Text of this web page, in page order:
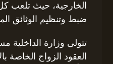
الخارجية، حيث تلعب
ضبط وتنظيم الوثائق
تتولى وزارة الداخلية
العقود الزواج الخاصة